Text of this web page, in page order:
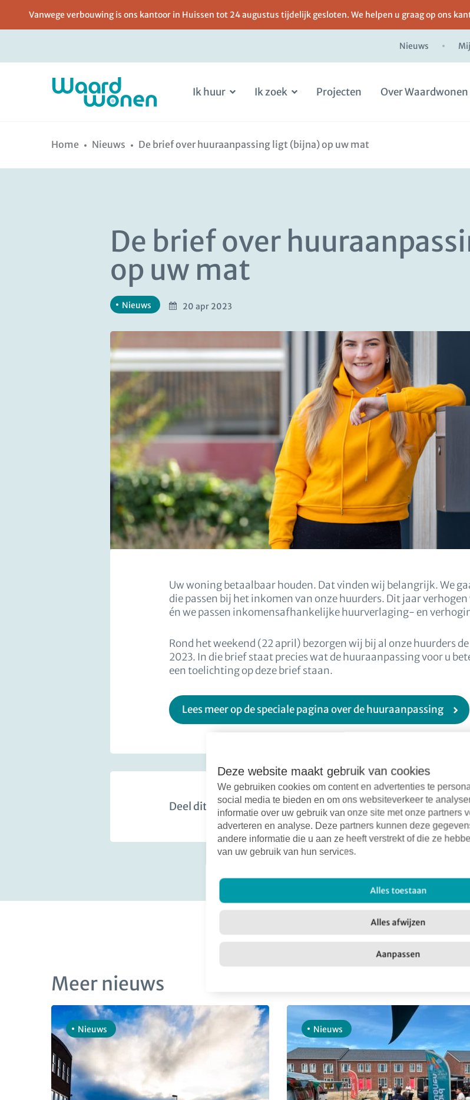
Deze website maakt gebruik van cookies
We gebruiken cookies om content en advertenties te
social media te bieden en om ons websiteverkeer te
informatie over uw gebruik van onze site met onze partners
adverteren en analyse. Deze partners kunnen deze
andere informatie die u aan ze heeft verstrekt of die ze
van uw gebruik van hun services.
Alles toestaan
Alles afwijzen
Aanpassen
inhoud
navigatie
Vanwege verbouwing is ons kantoor in Huissen tot 24 augustus tijdelijk gesloten. We helpen u graag op ons
Nieuws
Ik huur Ik zoek Projecten Over Waardwonen
Home Nieuws De brief over huuraanpassing ligt (bijna) op uw mat
De brief over
op uw mat
Nieuws 20 apr 2023
Uw woning betaalbaar houden. Dat vinden wij belangrijk. We
die passen bij het inkomen van onze huurders. Dit jaar
én we passen inkomensafhankelijke huurverlaging- en
Rond het weekend (22 april) bezorgen wij bij al onze huurders
2023. In die brief staat precies wat de huuraanpassing voor u
een toelichting op deze brief staan.
Lees meer op de speciale pagina over de huuraanpassing
Deel dit bericht:
Facebook
X LinkedInEmail
Meer nieuws
Nieuws Nieuws